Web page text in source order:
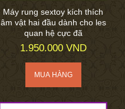
Máy rung sextoy kích thích
âm vật hai đầu dành cho les
quan hệ cực đã
1.950.000 VND